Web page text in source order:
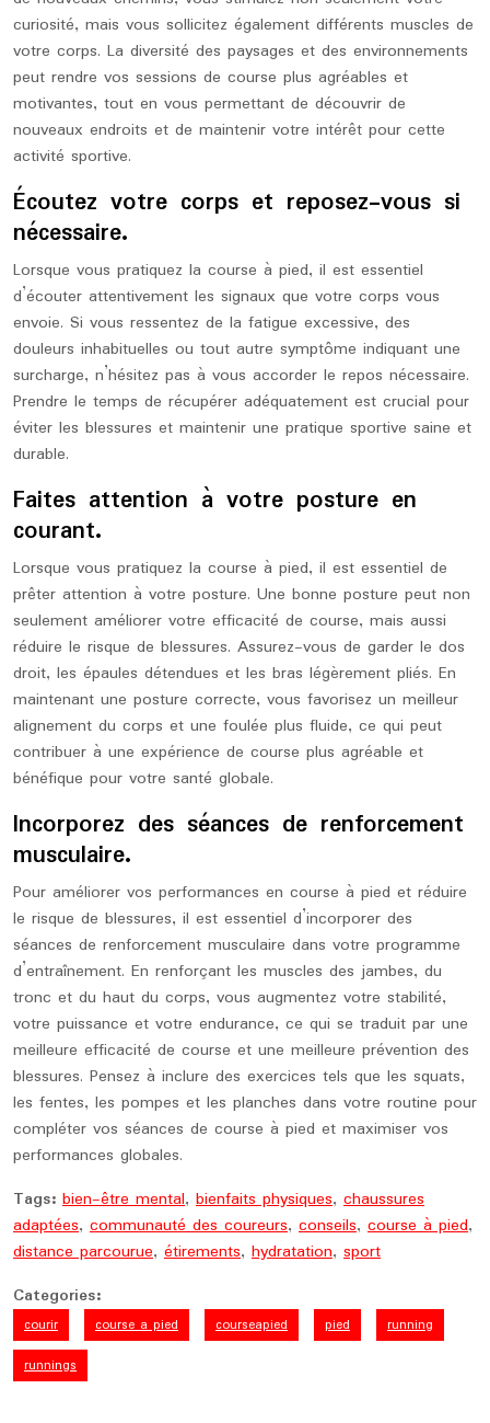
curiosité, mais vous sollicitez également différents muscles de
votre corps. La diversité des paysages et des environnements
peut rendre vos sessions de course plus agréables et
motivantes, tout en vous permettant de découvrir de
nouveaux endroits et de maintenir votre intérêt pour cette
activité sportive.
Écoutez votre corps et reposez-vous si
nécessaire.
Lorsque vous pratiquez la course à pied, il est essentiel
d’écouter attentivement les signaux que votre corps vous
envoie. Si vous ressentez de la fatigue excessive, des
douleurs inhabituelles ou tout autre symptôme indiquant une
surcharge, n’hésitez pas à vous accorder le repos nécessaire.
Prendre le temps de récupérer adéquatement est crucial pour
éviter les blessures et maintenir une pratique sportive saine et
durable.
Faites attention à votre posture en
courant.
Lorsque vous pratiquez la course à pied, il est essentiel de
prêter attention à votre posture. Une bonne posture peut non
seulement améliorer votre efficacité de course, mais aussi
réduire le risque de blessures. Assurez-vous de garder le dos
droit, les épaules détendues et les bras légèrement pliés. En
maintenant une posture correcte, vous favorisez un meilleur
alignement du corps et une foulée plus fluide, ce qui peut
contribuer à une expérience de course plus agréable et
bénéfique pour votre santé globale.
Incorporez des séances de renforcement
musculaire.
Pour améliorer vos performances en course à pied et réduire
le risque de blessures, il est essentiel d’incorporer des
séances de renforcement musculaire dans votre programme
d’entraînement. En renforçant les muscles des jambes, du
tronc et du haut du corps, vous augmentez votre stabilité,
votre puissance et votre endurance, ce qui se traduit par une
meilleure efficacité de course et une meilleure prévention des
blessures. Pensez à inclure des exercices tels que les squats,
les fentes, les pompes et les planches dans votre routine pour
compléter vos séances de course à pied et maximiser vos
performances globales.
Tags: bien-être mental, bienfaits physiques, chaussures
adaptées, communauté des coureurs, conseils, course à pied,
distance parcourue, étirements, hydratation, sport
Categories:
courir course a pied courseapied pied
running
runnings